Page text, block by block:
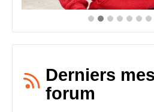
Derniers
forum